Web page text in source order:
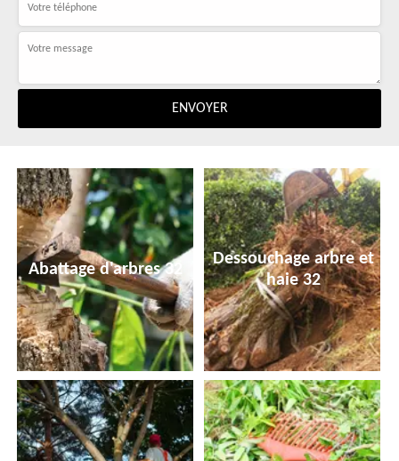
Abattage d'arbres 32
Dessouchage arbre et
haie 32